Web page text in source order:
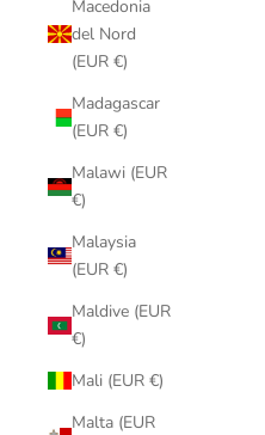
Macedonia
del Nord
(EUR €)
Madagascar
(EUR €)
Malawi (EUR
€)
Malaysia
(EUR €)
Maldive (EUR
€)
Mali (EUR €)
Malta (EUR